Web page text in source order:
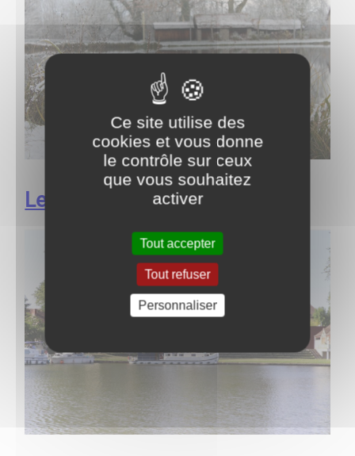
Le Bassin
Ce site utilise des
cookies et vous donne
le contrôle sur ceux
que vous souhaitez
activer
Tout accepter
Tout refuser
Personnaliser